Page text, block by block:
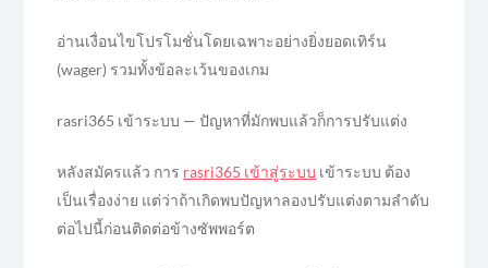
อ่านเงื่อนไขโปรโมชั่นโดยเฉพาะอย่างยิ่งยอดเทิร์น
(wager) รวมทั้งข้อละเว้นของเกม
rasri365 เข้าระบบ — ปัญหาที่มักพบแล้วก็การปรับแต่ง
หลังสมัครแล้ว การ rasri365 เข้าสู่ระบบ เข้าระบบ ต้อง
เป็นเรื่องง่าย แต่ว่าถ้าเกิดพบปัญหาลองปรับแต่งตามลำดับ
ต่อไปนี้ก่อนติดต่อข้างซัพพอร์ต